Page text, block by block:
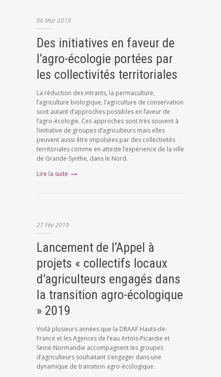
06Mar2019
Des initiatives en faveur de
l’agro-écologie portées par
les collectivités territoriales
La réduction des intrants, la permaculture,
l’agriculture biologique, l’agriculture de conservation
sont autant d’approches possibles en faveur de
l’agro-écologie. Ces approches sont très souvent à
l’initiative de groupes d’agriculteurs mais elles
peuvent aussi être impulsées par des collectivités
territoriales comme en atteste l’expérience de la ville
de Grande-Synthe, dans le Nord.
Lire la suite
27Fév2019
Lancement de l’Appel à
projets « collectifs locaux
d’agriculteurs engagés dans
la transition agro-écologique
» 2019
Voilà plusieurs années que la DRAAF Hauts-de-
France et les Agences de l’eau Artois-Picardie et
Seine-Normandie accompagnent les groupes
d’agriculteurs souhaitant s’engager dans une
dynamique de transition agro-écologique.